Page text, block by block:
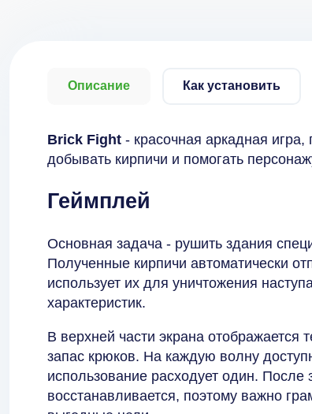
Описание Как установить
Brick Fight - красочная аркадная
добывать кирпичи и помогать
Геймплей
Основная задача - рушить здания
Полученные кирпичи автоматически
использует их для уничтожения
характеристик.
В верхней части экрана отображается
запас крюков. На каждую волну
использование расходует один.
восстанавливается, поэтому важно